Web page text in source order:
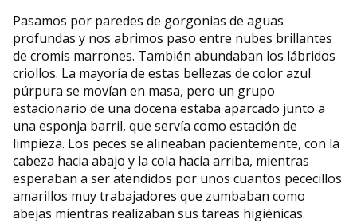
Pasamos por paredes de gorgonias de aguas
profundas y nos abrimos paso entre nubes brillantes
de cromis marrones. También abundaban los lábridos
criollos. La mayoría de estas bellezas de color azul
púrpura se movían en masa, pero un grupo
estacionario de una docena estaba aparcado junto a
una esponja barril, que servía como estación de
limpieza. Los peces se alineaban pacientemente, con la
cabeza hacia abajo y la cola hacia arriba, mientras
esperaban a ser atendidos por unos cuantos pececillos
amarillos muy trabajadores que zumbaban como
abejas mientras realizaban sus tareas higiénicas.